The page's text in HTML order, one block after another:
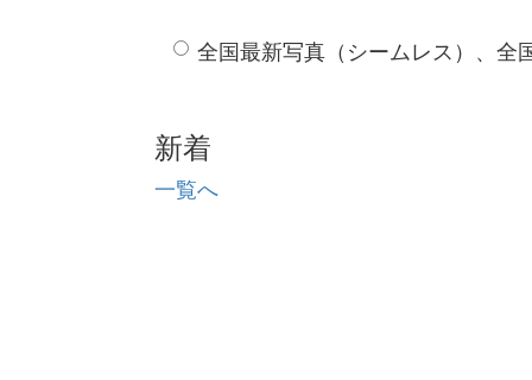
全国最新写真（シームレス）、全
新着
一覧へ